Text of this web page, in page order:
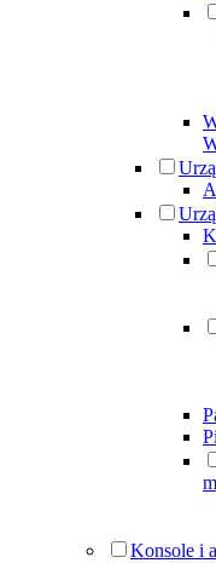
Konsole i